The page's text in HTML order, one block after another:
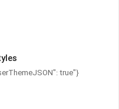
{"version": 3, "isGlobalStylesUserThemeJSON": true }